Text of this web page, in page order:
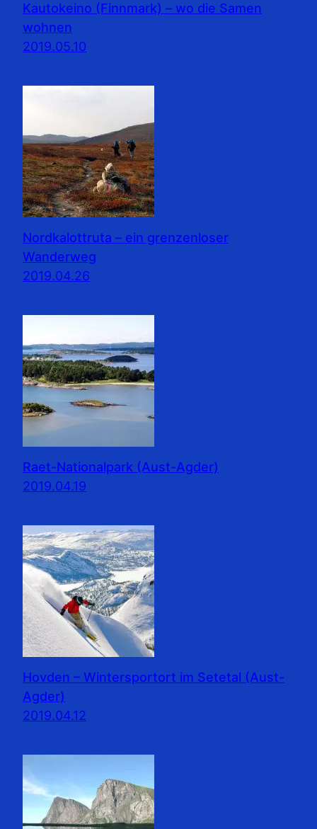
Kautokeino (Finnmark) – wo die Samen
wohnen
2019.05.10
Nordkalottruta – ein grenzenloser
Wanderweg
2019.04.26
Raet-Nationalpark (Aust-Agder)
2019.04.19
Hovden – Wintersportort im Setetal (Aust-
Agder)
2019.04.12